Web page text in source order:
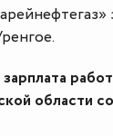
области